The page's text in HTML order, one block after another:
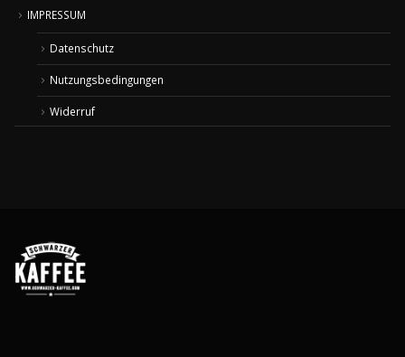
IMPRESSUM
Datenschutz
Nutzungsbedingungen
Widerruf